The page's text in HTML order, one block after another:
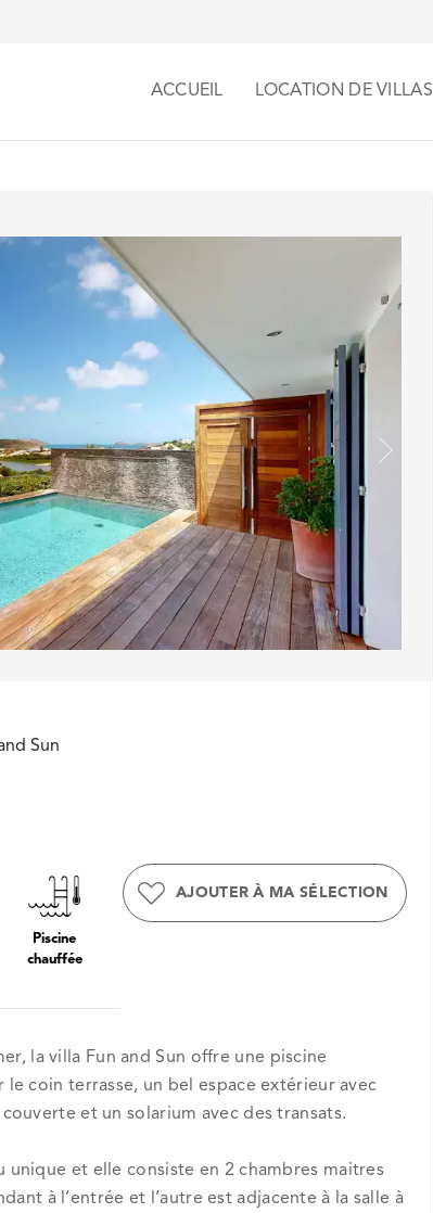
ACCUEIL LOCATION DE VILLAS
Sun
Piscine
chauffée
AJOUTER À MA SÉLECTION
la villa Fun and Sun offre une piscine
le coin terrasse, un bel espace extérieur avec
et un solarium avec des transats.
et elle consiste en 2 chambres maitres
à l’entrée et l’autre est adjacente à la salle à